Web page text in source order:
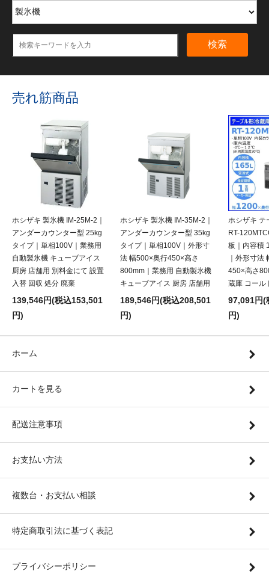
検索
売れ筋商品
ホシザキ 製氷機 IM-25M-2｜
アンダーカウンター型 25kg
タイプ｜単相100V｜業務用
自動製氷機 キューブアイス
厨房 店舗用 別料金にて 設置
入替 回収 処分 廃棄
139,546円(税込153,501
円)
ホシザキ 製氷機 IM-35M-2｜
アンダーカウンター型 35kg
タイプ｜単相100V｜外形寸
法 幅500×奥行450×高さ
800mm｜業務用 自動製氷機
キューブアイス 厨房 店舗用
189,546円(税込208,501
円)
ホシザキ テ
RT-
板｜内容積
｜外形寸法
450×高さ
蔵庫 コール
97,091円(
円)
ホーム
カートを見る
配送注意事項
お支払い方法
複数台・お支払い相談
特定商取引法に基づく表記
プライバシーポリシー